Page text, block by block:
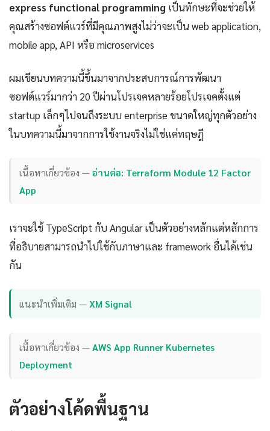
express functional programming เป็นทักษะที่จะช่วยให้
คุณสร้างซอฟต์แวร์ที่มีคุณภาพสูงไม่ว่าจะเป็น web application,
mobile app, API หรือ microservices
ผมเขียนบทความนี้ขึ้นมาจากประสบการณ์การพัฒนา
ซอฟต์แวร์มากว่า 20 ปีผ่านโปรเจคหลายร้อยโปรเจคตั้งแต่
startup เล็กๆไปจนถึงระบบ enterprise ขนาดใหญ่ทุกตัวอย่าง
ในบทความนี้มาจากการใช้งานจริงไม่ใช่แค่ทฤษฎี
เนื้อหาเกี่ยวข้อง —อ่านต่อ: Terraform Module 12 Factor
App
เราจะใช้ TypeScript กับ Angular เป็นตัวอย่างหลักแต่หลักการ
ที่อธิบายสามารถนำไปใช้กับภาษาและ framework อื่นได้เช่น
กัน
แนะนำเพิ่มเติม —XM Signal
เนื้อหาเกี่ยวข้อง —AWS App Runner Kubernetes
Deployment
ตัวอย่างโค้ดพื้นฐาน